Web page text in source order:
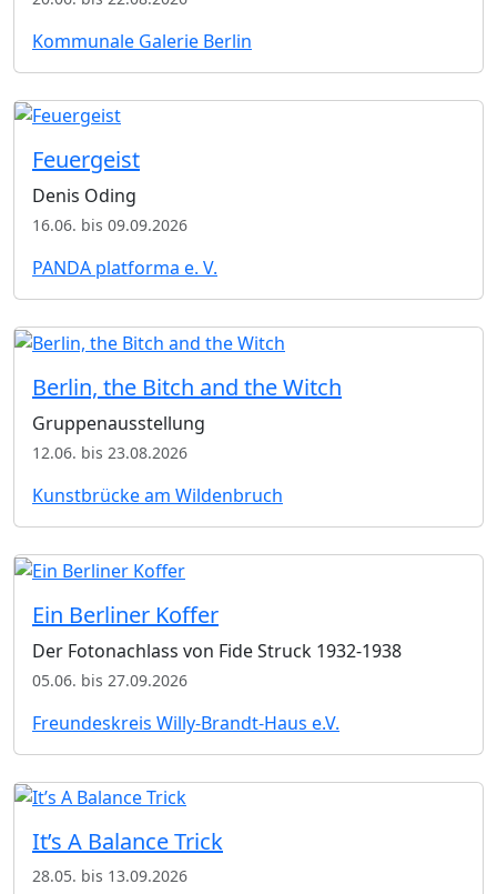
Kommunale Galerie Berlin
Feuergeist
Denis Oding
16.06. bis 09.09.2026
PANDA platforma e. V.
Berlin, the Bitch and the Witch
Gruppenausstellung
12.06. bis 23.08.2026
Kunstbrücke am Wildenbruch
Ein Berliner Koffer
Der Fotonachlass von Fide Struck 1932-1938
05.06. bis 27.09.2026
Freundeskreis Willy-Brandt-Haus e.V.
It’s A Balance Trick
28.05. bis 13.09.2026